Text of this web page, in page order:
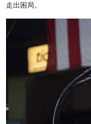
走出困局。